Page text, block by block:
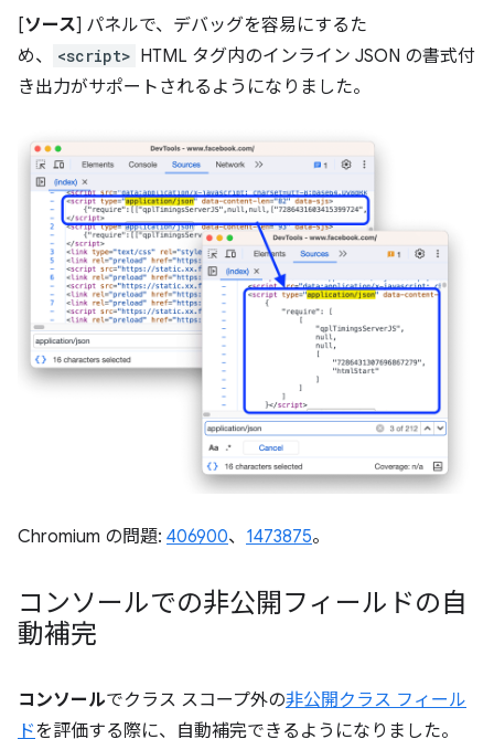
[ソース] パネルで、デバッグを容易にするた
め、
<script> HTML タグ内のインライン JSON の書式付
き出力がサポートされるようになりました。
Chromium の問題: 406900、 1473875。
コンソールでの非公開フィールドの自
動補完
コンソールでクラス スコープ外の非公開クラス フィール
ドを評価する際に、自動補完できるようになりました。